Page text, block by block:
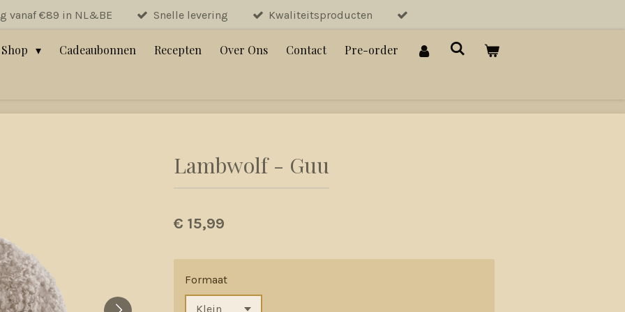
vanaf €89 in NL&BE Snelle levering Kwaliteitsproducten
Shop Cadeaubonnen Recepten Over Ons Contact Pre-order
Lambwolf - Guu
€ 15,99
Formaat